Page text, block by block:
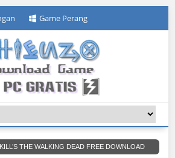
Game Perang
THE WALKING DEAD FREE DOWNLOAD